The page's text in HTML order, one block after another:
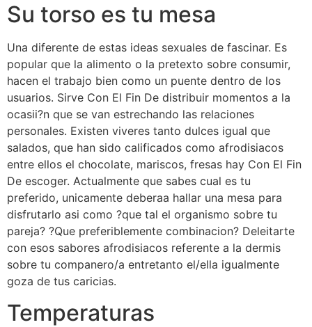
Su torso es tu mesa
Una diferente de estas ideas sexuales de fascinar. Es
popular que la alimento o la pretexto sobre consumir,
hacen el trabajo bien como un puente dentro de los
usuarios. Sirve Con El Fin De distribuir momentos a la
ocasii?n que se van estrechando las relaciones
personales. Existen viveres tanto dulces igual que
salados, que han sido calificados como afrodisiacos
entre ellos el chocolate, mariscos, fresas hay Con El Fin
De escoger. Actualmente que sabes cual es tu
preferido, unicamente deberaa hallar una mesa para
disfrutarlo asi como ?que tal el organismo sobre tu
pareja? ?Que preferiblemente combinacion? Deleitarte
con esos sabores afrodisiacos referente a la dermis
sobre tu companero/a entretanto el/ella igualmente
goza de tus caricias.
Temperaturas